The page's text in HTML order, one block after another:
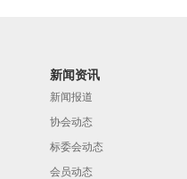
新闻资讯
新闻报道
协会动态
标委会动态
会员动态